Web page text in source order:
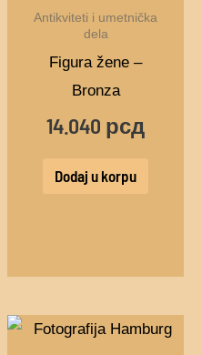
Antikviteti i umetnička
dela
Figura žene –
Bronza
14.040 рсд
Dodaj u korpu